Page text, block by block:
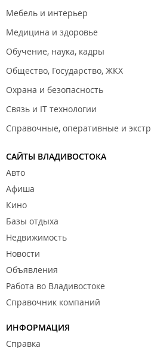
Мебель и интерьер
Медицина и здоровье
Обучение, наука, кадры
Общество, Государство, ЖКХ
Охрана и безопасность
Связь и IT технологии
Справочные, оперативные и
САЙТЫ ВЛАДИВОСТОКА
Авто
Афиша
Кино
Базы отдыха
Недвижимость
Новости
Объявления
Работа во Владивостоке
Справочник компаний
ИНФОРМАЦИЯ
Справка